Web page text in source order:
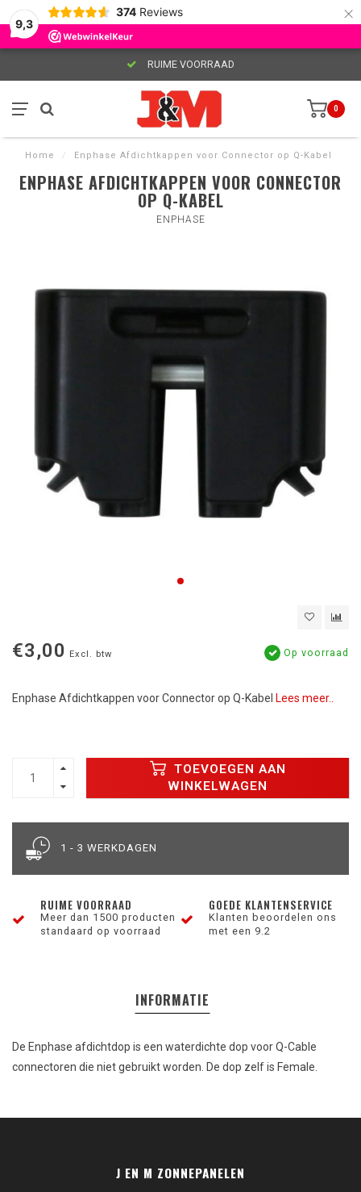
9,3
374 Reviews ×
RUIME VOORRAAD
0
Home / Enphase Afdichtkappen voor Connector op Q-Kabel
ENPHASE AFDICHTKAPPEN VOOR CONNECTOR
OP Q-KABEL
ENPHASE
€3,00 Excl. btw Op voorraad
Enphase Afdichtkappen voor Connector op Q-Kabel Lees meer..
TOEVOEGEN AAN
WINKELWAGEN
1 - 3 WERKDAGEN
RUIME VOORRAAD
Meer dan 1500 producten
standaard op voorraad
GOEDE KLANTENSERVICE
Klanten beoordelen ons
met een 9.2
INFORMATIE
De Enphase afdichtdop is een waterdichte dop voor Q-Cable
connectoren die niet gebruikt worden. De dop zelf is Female.
J EN M ZONNEPANELEN